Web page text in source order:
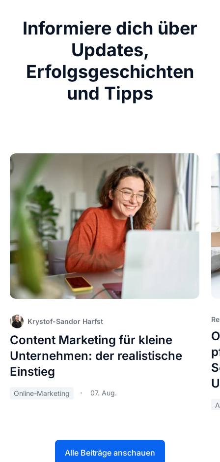
Informiere dich über
Updates,
Erfolgsgeschichten
und Tipps
Krystof-Sandor Harfst
Content Marketing für kleine
Unternehmen: der realistische
Einstieg
Online-Marketing 07. Aug.
Alle Beiträge anschauen